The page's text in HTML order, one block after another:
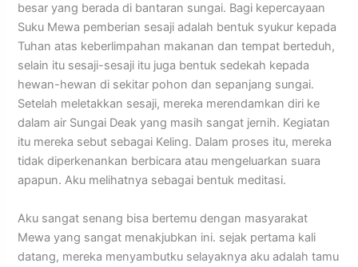
besar yang berada di bantaran sungai. Bagi kepercayaan
Suku Mewa pemberian sesaji adalah bentuk syukur kepada
Tuhan atas keberlimpahan makanan dan tempat berteduh,
selain itu sesaji-sesaji itu juga bentuk sedekah kepada
hewan-hewan di sekitar pohon dan sepanjang sungai.
Setelah meletakkan sesaji, mereka merendamkan diri ke
dalam air Sungai Deak yang masih sangat jernih. Kegiatan
itu mereka sebut sebagai Keling. Dalam proses itu, mereka
tidak diperkenankan berbicara atau mengeluarkan suara
apapun. Aku melihatnya sebagai bentuk meditasi.
Aku sangat senang bisa bertemu dengan masyarakat
Mewa yang sangat menakjubkan ini. sejak pertama kali
datang, mereka menyambutku selayaknya aku adalah tamu